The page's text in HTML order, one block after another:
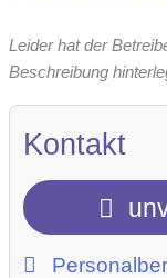
Leider hat der
Beschreibung
Kontakt